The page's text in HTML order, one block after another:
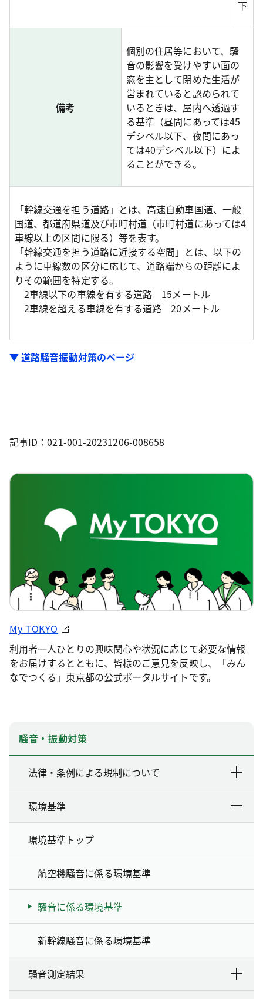
下
備考
個別の住居等において、騒
音の影響を受けやすい面の
窓を主として閉めた生活が
営まれていると認められて
いるときは、屋内へ透過す
る基準（昼間にあっては45
デシベル以下、夜間にあっ
ては40デシベル以下）によ
ることができる。
「幹線交通を担う道路」とは、高速自動車国道、一般
国道、都道府県道及び市町村道（市町村道にあっては4
車線以上の区間に限る）等を表す。
「幹線交通を担う道路に近接する空間」とは、以下の
ように車線数の区分に応じて、道路端からの距離によ
りその範囲を特定する。
2車線以下の車線を有する道路 15メートル
2車線を超える車線を有する道路 20メートル
▼ 道路騒音振動対策のページ
記事ID：021-001-20231206-008658
My TOKYO
利用者一人ひとりの興味関心や状況に応じて必要な情報
をお届けするとともに、皆様のご意見を反映し、「みん
なでつくる」東京都の公式ポータルサイトです。
騒音・振動対策
法律・条例による規制について
環境基準
環境基準トップ
航空機騒音に係る環境基準
騒音に係る環境基準
新幹線騒音に係る環境基準
騒音測定結果